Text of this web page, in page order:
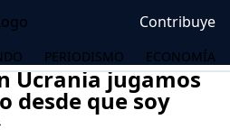
Contribuye
PERIODISMO ECONOMÍA
Ucrania jugamos
desde que soy